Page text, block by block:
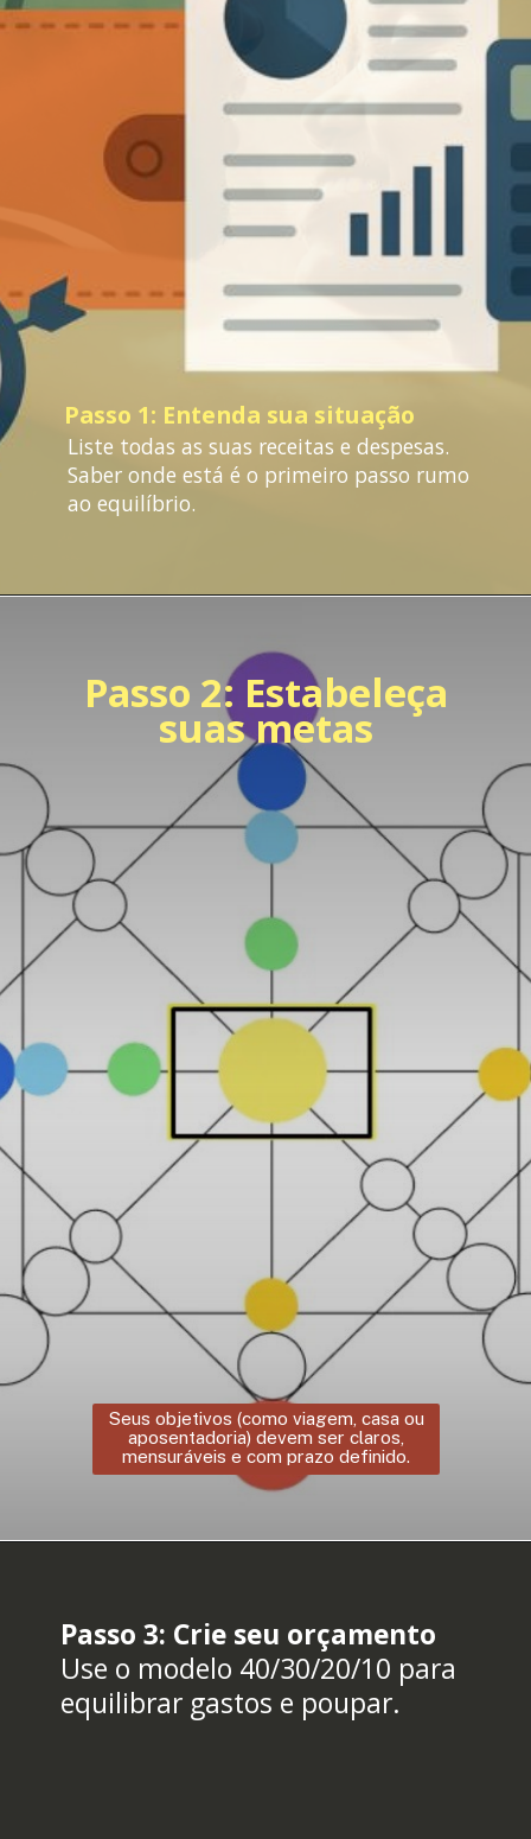
Liste todas as suas receitas e despesas.
Saber onde está é o primeiro passo rumo
ao equilíbrio.
Passo 1: Entenda sua situação
Passo 2: Estabeleça
suas metas
Seus objetivos (como viagem, casa ou
aposentadoria) devem ser claros,
mensuráveis e com prazo definido.
Passo 3: Crie seu orçamento
Use o modelo 40/30/20/10 para
equilibrar gastos e poupar.